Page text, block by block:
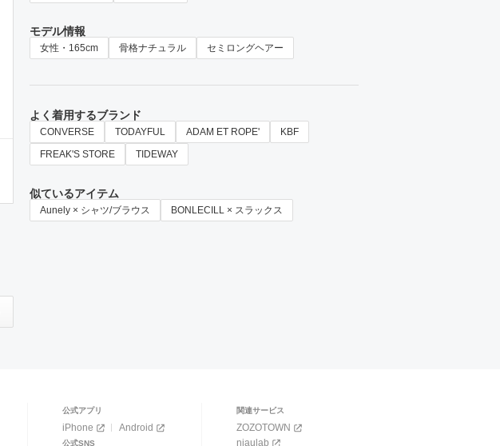
モデル情報
女性・165cm 骨格ナチュラル セミロングヘアー
よく着用するブランド
CONVERSE TODAYFUL ADAM ET ROPE'
KBF
FREAK'S STORE
TIDEWAY
似ているアイテム
Aunely × シャツ/ブラウス BONLECILL × スラックス
公式アプリ
iPhone Android
公式SNS
関連サービス
ZOZOTOWN
niaulab